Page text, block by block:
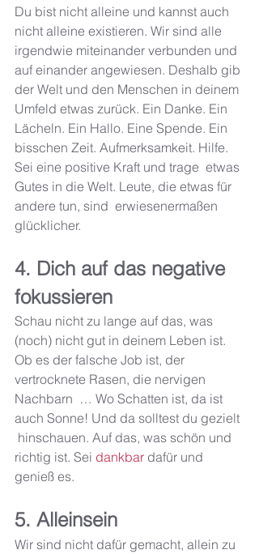
Du bist nicht alleine und kannst auch
nicht alleine existieren. Wir sind alle
irgendwie miteinander verbunden und
auf einander angewiesen. Deshalb gib
der Welt und den Menschen in deinem
Umfeld etwas zurück. Ein Danke. Ein
Lächeln. Ein Hallo. Eine Spende. Ein
bisschen Zeit. Aufmerksamkeit. Hilfe.
Sei eine positive Kraft und trage  etwas
Gutes in die Welt. Leute, die etwas für
andere tun, sind  erwiesenermaßen
glücklicher.
4. Dich auf das negative
fokussieren
Schau nicht zu lange auf das, was
(noch) nicht gut in deinem Leben ist.
Ob es der falsche Job ist, der
vertrocknete Rasen, die nervigen
Nachbarn  … Wo Schatten ist, da ist
auch Sonne! Und da solltest du gezielt
hinschauen. Auf das, was schön und
richtig ist. Sei dankbar dafür und
genieß es.
5. Alleinsein
Wir sind nicht dafür gemacht, allein zu